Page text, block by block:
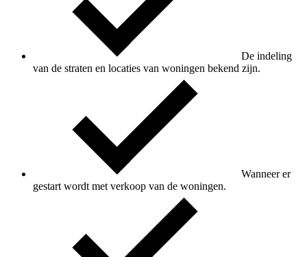
De indeling
van de straten en locaties van woningen bekend zijn.
Wanneer er
gestart wordt met verkoop van de woningen.